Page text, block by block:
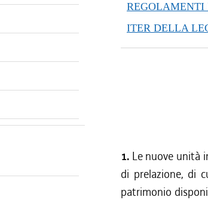
REGOLAMENTI
ITER DELLA
1. Le nuove unità
di prelazione, di
patrimonio